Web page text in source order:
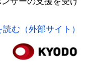
む（外部サイト）